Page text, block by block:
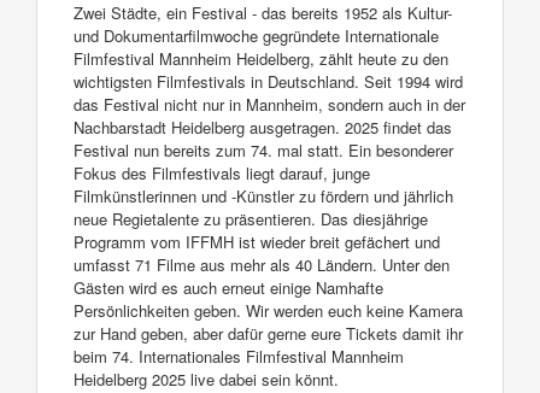
Zwei Städte, ein Festival - das bereits 1952 als Kultur-
und Dokumentarfilmwoche gegründete Internationale
Filmfestival Mannheim Heidelberg, zählt heute zu den
wichtigsten Filmfestivals in Deutschland. Seit 1994 wird
das Festival nicht nur in Mannheim, sondern auch in der
Nachbarstadt Heidelberg ausgetragen. 2025 findet das
Festival nun bereits zum 74. mal statt. Ein besonderer
Fokus des Filmfestivals liegt darauf, junge
Filmkünstlerinnen und -Künstler zu fördern und jährlich
neue Regietalente zu präsentieren. Das diesjährige
Programm vom IFFMH ist wieder breit gefächert und
umfasst 71 Filme aus mehr als 40 Ländern. Unter den
Gästen wird es auch erneut einige Namhafte
Persönlichkeiten geben. Wir werden euch keine Kamera
zur Hand geben, aber dafür gerne eure Tickets damit ihr
beim 74. Internationales Filmfestival Mannheim
Heidelberg 2025 live dabei sein könnt.